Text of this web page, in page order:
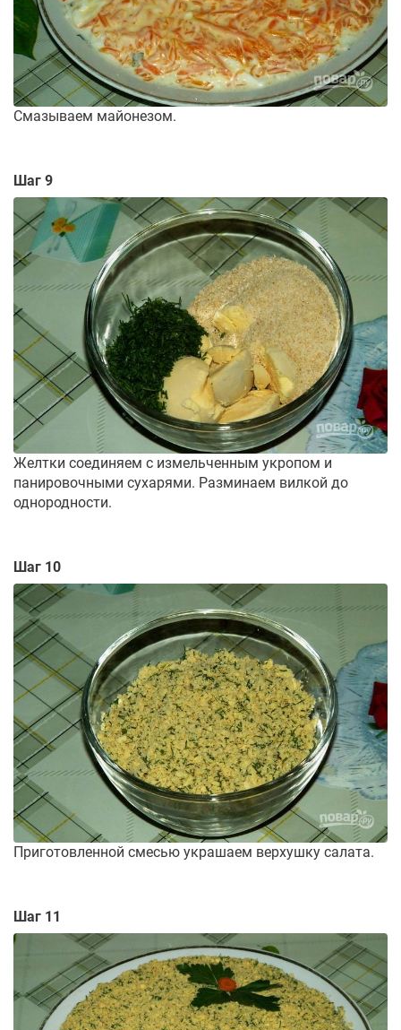
Смазываем майонезом.
Шаг 9
Желтки соединяем с измельченным укропом и
панировочными сухарями. Разминаем вилкой до
однородности.
Шаг 10
Приготовленной смесью украшаем верхушку салата.
Шаг 11